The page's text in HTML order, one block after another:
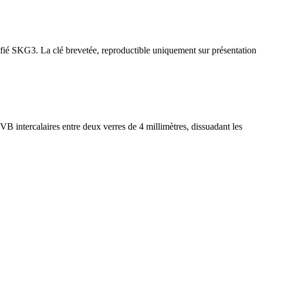
SKG3. La clé brevetée, reproductible uniquement sur présentation
intercalaires entre deux verres de 4 millimètres, dissuadant les